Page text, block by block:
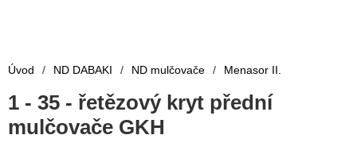
Úvod / ND DABAKI / ND mulčovače / Menasor II.
1 - 35 - řetězový kryt přední
mulčovače GKH